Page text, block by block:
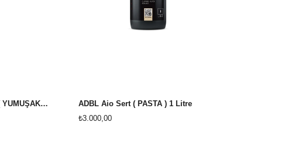
ADBL AİO SOFT PASTA ( YUMUŞAK ) 1 LİTRE
ADBL Aio Sert ( PASTA ) 1 Litre
₺3.000,00